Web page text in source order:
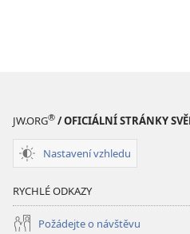
JW.ORG® / OFICIÁLNÍ STRÁNKY
Nastavení vzhledu
RYCHLÉ ODKAZY
Požádejte o návštěvu